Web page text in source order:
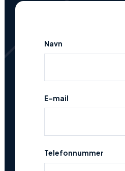
Navn
E-mail
Telefonnummer